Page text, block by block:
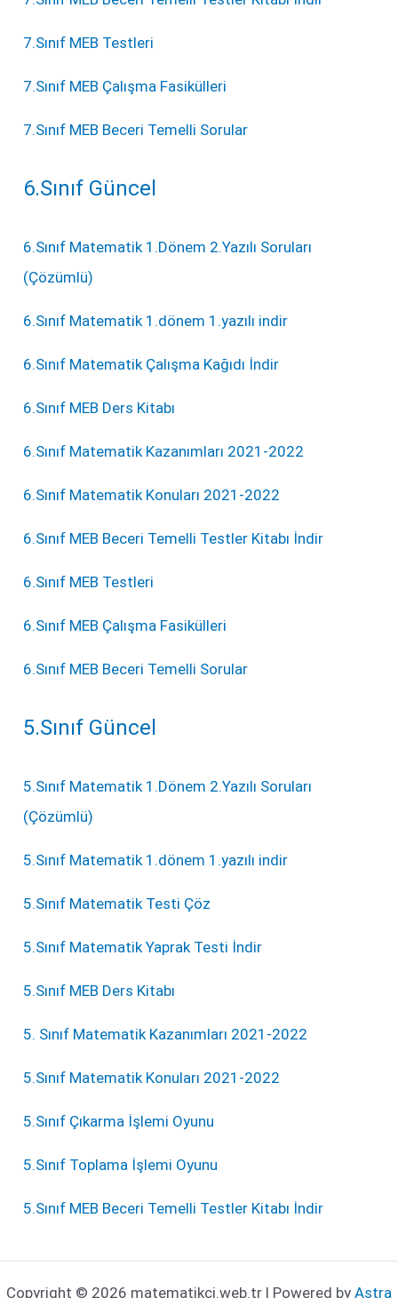
7.Sınıf MEB Testleri
7.Sınıf MEB Çalışma Fasikülleri
7.Sınıf MEB Beceri Temelli Sorular
6.Sınıf Güncel
6.Sınıf Matematik 1.Dönem 2.Yazılı Soruları
(Çözümlü)
6.Sınıf Matematik 1.dönem 1.yazılı indir
6.Sınıf Matematik Çalışma Kağıdı İndir
6.Sınıf MEB Ders Kitabı
6.Sınıf Matematik Kazanımları 2021-2022
6.Sınıf Matematik Konuları 2021-2022
6.Sınıf MEB Beceri Temelli Testler Kitabı İndir
6.Sınıf MEB Testleri
6.Sınıf MEB Çalışma Fasikülleri
6.Sınıf MEB Beceri Temelli Sorular
5.Sınıf Güncel
5.Sınıf Matematik 1.Dönem 2.Yazılı Soruları
(Çözümlü)
5.Sınıf Matematik 1.dönem 1.yazılı indir
5.Sınıf Matematik Testi Çöz
5.Sınıf Matematik Yaprak Testi İndir
5.Sınıf MEB Ders Kitabı
5. Sınıf Matematik Kazanımları 2021-2022
5.Sınıf Matematik Konuları 2021-2022
5.Sınıf Çıkarma İşlemi Oyunu
5.Sınıf Toplama İşlemi Oyunu
5.Sınıf MEB Beceri Temelli Testler Kitabı İndir
Copyright © 2026 matematikci.web.tr | Powered by Astra